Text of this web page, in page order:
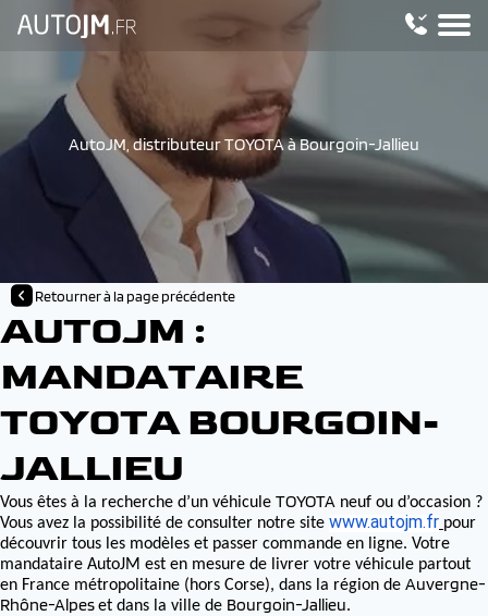
AutoJM, distributeur TOYOTA à Bourgoin-Jallieu
Retourner à la page précédente
AUTOJM :
MANDATAIRE
TOYOTA BOURGOIN-
JALLIEU
Vous êtes à la recherche d’un véhicule TOYOTA neuf ou d’occasion ?
Vous avez la possibilité de consulter notre site www.autojm.fr pour
découvrir tous les modèles et passer commande en ligne. Votre
mandataire AutoJM est en mesure de livrer votre véhicule partout
en France métropolitaine (hors Corse), dans la région de Auvergne-
Rhône-Alpeset dans la ville de Bourgoin-Jallieu.